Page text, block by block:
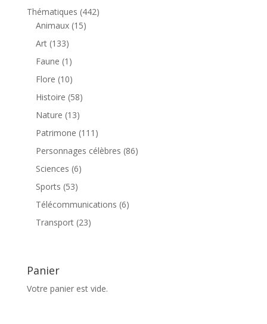
Thématiques 442442
Animaux 1515
Art 133133
produits
Faune 1 1
produit
Flore 1010
produits
Histoire 5858
Nature 1313
produits
Patrimone 111 111
produits
Personnages célèbres 8686
Sciences 66
Sports 5353
produits
Télécommunications 66
Transport 2323
Panier
Votre panier est vide.